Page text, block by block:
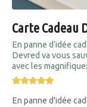
Carte Cadeau
En panne d’idée
Devred va vous
avec les
En panne d'idée